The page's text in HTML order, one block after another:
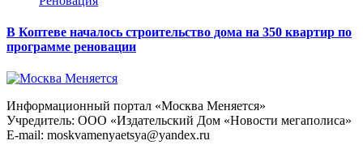
В Коптеве началось строительство дома на 350 квартир по
программе реновации
Информационный портал «Москва Меняется»
Учредитель: ООО «Издательский Дом «Новости мегаполиса»
E-mail: moskvamenyaetsya@yandex.ru